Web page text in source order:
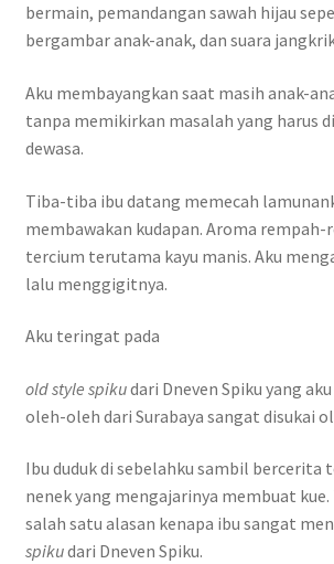
bermain, pemandangan sawah hijau
bergambar anak-anak, dan suara
Aku membayangkan saat masih anak-
tanpa memikirkan masalah yang harus
dewasa.
Tiba-tiba ibu datang memecah
membawakan kudapan. Aroma
tercium terutama kayu manis. Aku
lalu menggigitnya.
Aku teringat pada
old style spikudari Dneven Spiku yang
oleh-oleh dari Surabaya sangat disukai
Ibu duduk di sebelahku sambil bercerita
nenek yang mengajarinya membuat
salah satu alasan kenapa ibu sangat
spikudari Dneven Spiku.